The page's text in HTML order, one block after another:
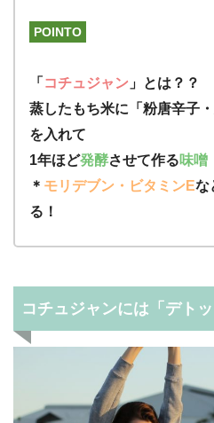
POINTO
「 コチュジャン 」とは？？
蒸したもち米に「粉唐辛子
を入れて
1年ほど発酵させて作る味噌
＊ モリデブン・ビタミンEな
る！
コチュジャンには「デト